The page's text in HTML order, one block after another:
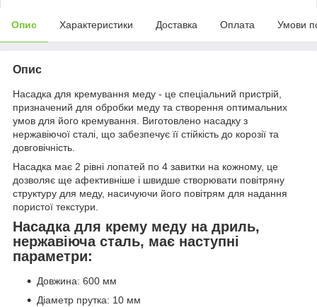
Опис Характеристики Доставка Оплата Умови
Опис
Насадка для кремування меду - це спеціальний пристрій,
призначений для обробки меду та створення оптимальних
умов для його кремування. Виготовлено насадку з
нержавіючої сталі, що забезпечує її стійкість до корозії та
довговічність.
Насадка має 2 рівні лопатей по 4 завитки на кожному, це
дозволяє ще афективніше і швидше створювати повітряну
структуру для меду, насичуючи його повітрям для надання
пористої текстури.
Насадка для крему меду на дриль,
нержавіюча сталь, має наступні
параметри:
Довжина: 600 мм
Діаметр прутка: 10 мм